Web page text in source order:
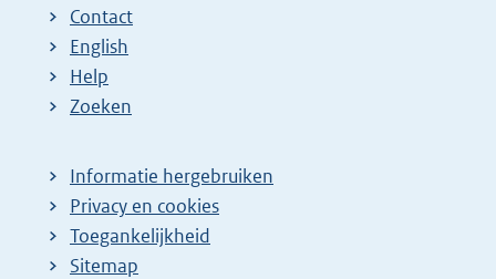
Contact
English
Help
Zoeken
Informatie hergebruiken
Privacy en cookies
Toegankelijkheid
Sitemap